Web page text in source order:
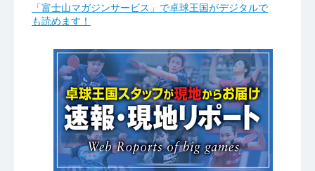
「富士山マガジンサービス」で卓球王国がデジタルで
も読めます！